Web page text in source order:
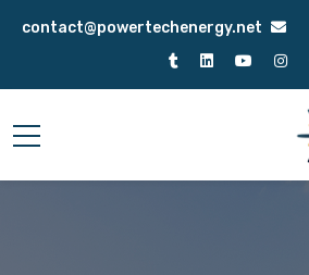
contact@powertechenergy.net